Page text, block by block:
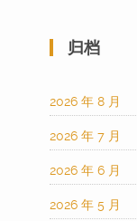
归档
2026 年 8 月
2026 年 7 月
2026 年 6 月
2026 年 5 月